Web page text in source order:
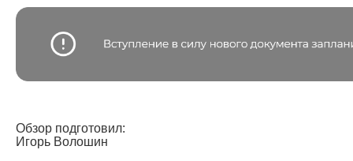
Обзор подготовил:
Игорь Волошин